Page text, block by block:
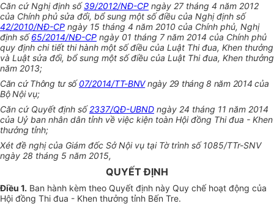
Căn cứ Nghị định số39/2012/NĐ-CP ngày 27 tháng 4 năm 2012
của Chính phủ sửa đổi, bổ sung một số điều của Nghị định số
42/2010/NĐ-CP ngày 15 tháng 4 năm 2010 của Chính phủ, Nghị
định số65/2014/NĐ-CP ngày 01 tháng 7 năm 2014 của Chính phủ
quy định chi tiết thi hành một số điều của Luật Thi đua, Khen thưởng
và Luật sửa đổi, bổ sung một số điều của Luật Thi đua, Khen thưởng
năm 2013;
Căn cứ Thông tư số07/2014/TT-BNVngày 29 tháng 8 năm 2014 của
Bộ Nội vụ;
Căn cứ Quyết định số2337/QĐ-UBND ngày 24 tháng 11 năm 2014
của Uỷ ban nhân dân tỉnh về việc kiện toàn Hội đồng Thi đua - Khen
thưởng tỉnh;
Xét đề nghị của Giám đốc Sở Nội vụ tại Tờ trình số 1085/TTr-SNV
ngày 28 tháng 5 năm 2015,
QUYẾT ĐỊNH
Điều 1. Ban hành kèm theo Quyết định này Quy chế hoạt động của
Hội đồng Thi đua - Khen thưởng tỉnh Bến Tre.